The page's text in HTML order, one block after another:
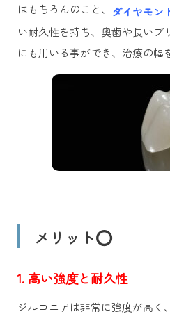
はもちろんのこと、
ダイヤモン
い耐久性を持ち、奥歯や長いブ
にも用いる事ができ、治療の幅
メリット⭕️
1. 高い強度と耐久性
ジルコニアは非常に強度が高く